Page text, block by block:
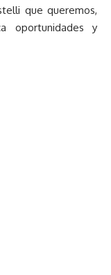
que queremos,
oportunidades y